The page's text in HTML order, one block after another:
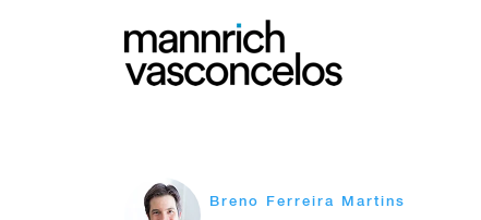
Breno Ferreira Martins